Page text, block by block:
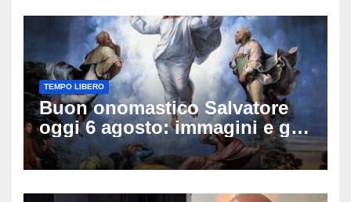
TEMPO LIBERO
Buon onomastico Salvatore
oggi 6 agosto: immagini e gif
di auguri da condividere